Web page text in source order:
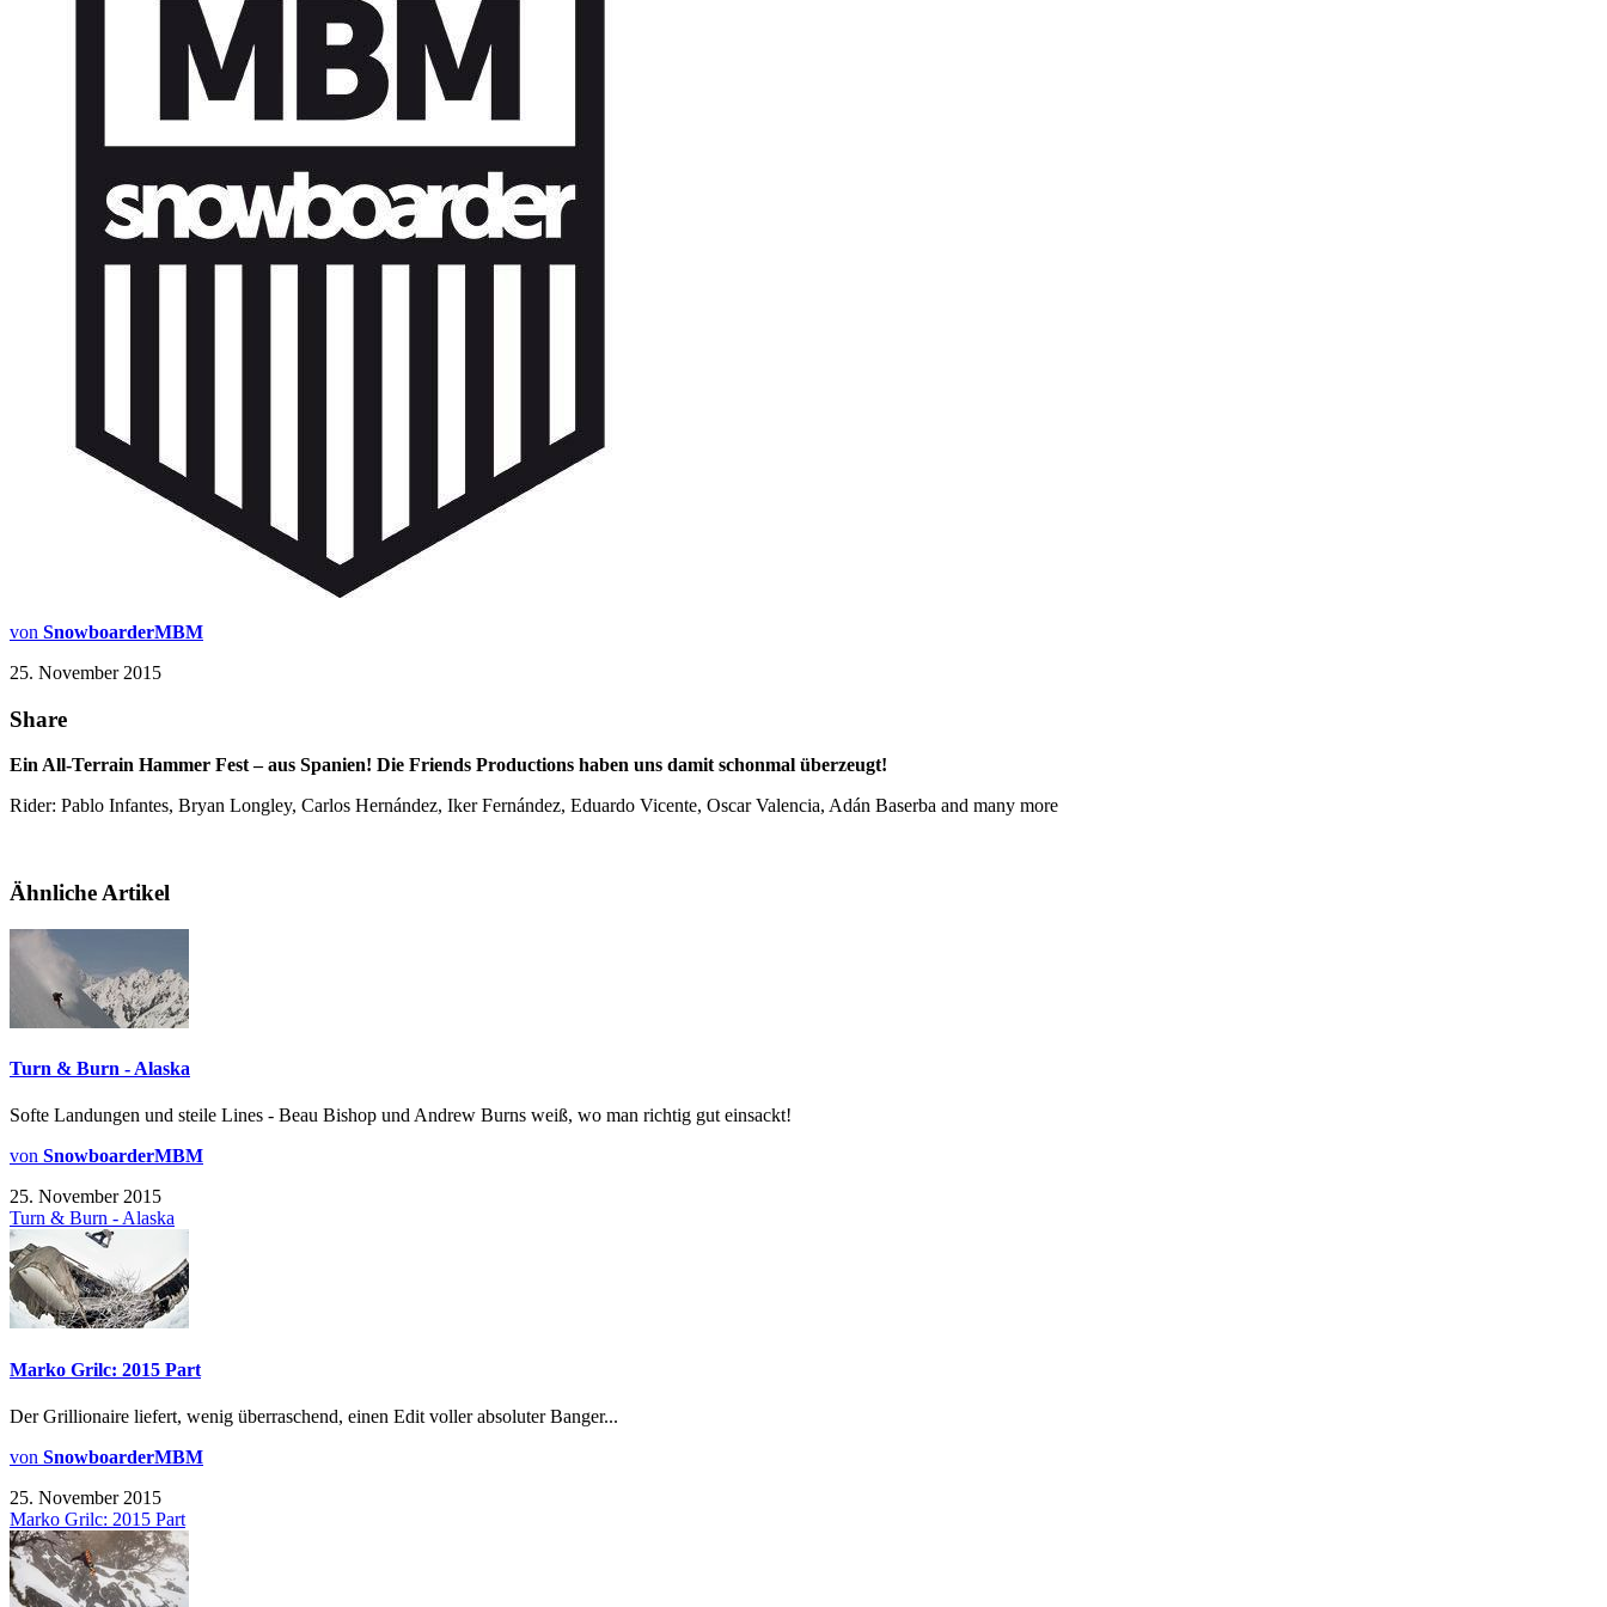
von SnowboarderMBM
25. November 2015
Share
Ein All-Terrain Hammer Fest – aus Spanien! Die Friends Productions haben uns damit schonmal überzeugt!
Rider: Pablo Infantes, Bryan Longley, Carlos Hernández, Iker Fernández, Eduardo Vicente, Oscar Valencia, Adán Baserba and many more
Ähnliche Artikel
Turn & Burn - Alaska
Softe Landungen und steile Lines - Beau Bishop und Andrew Burns weiß, wo man richtig gut einsackt!
von SnowboarderMBM
25. November 2015
Turn & Burn - Alaska
Marko Grilc: 2015 Part
Der Grillionaire liefert, wenig überraschend, einen Edit voller absoluter Banger...
von SnowboarderMBM
25. November 2015
Marko Grilc: 2015 Part